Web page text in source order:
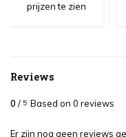
prijzen te zien
Reviews
0 / 5 Based on 0 reviews
Er zijn nog geen reviews